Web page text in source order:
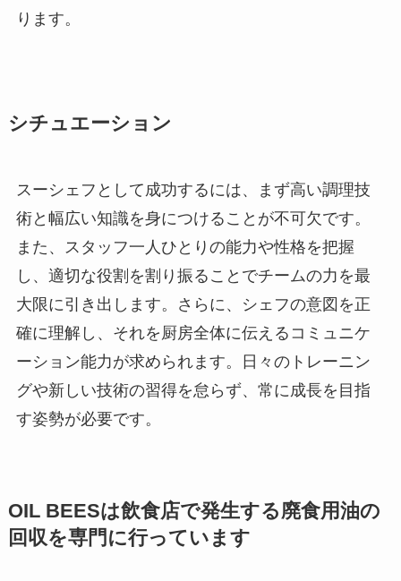
ります。
シチュエーション
スーシェフとして成功するには、まず高い調理技
術と幅広い知識を身につけることが不可欠です。
また、スタッフ一人ひとりの能力や性格を把握
し、適切な役割を割り振ることでチームの力を最
大限に引き出します。さらに、シェフの意図を正
確に理解し、それを厨房全体に伝えるコミュニケ
ーション能力が求められます。日々のトレーニン
グや新しい技術の習得を怠らず、常に成長を目指
す姿勢が必要です。
OIL BEESは飲食店で発生する廃食用油の
回収を専門に行っています